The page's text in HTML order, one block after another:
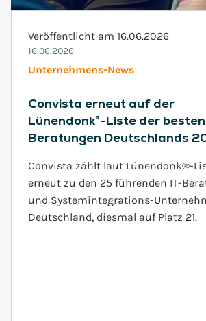
Veröffentlicht am 16.06.2026
16.06.2026
Unternehmens-News
Convista erneut auf der
Lünendonk®-Liste der
Beratungen Deutschlands
Convista zählt laut Lünendonk®-
erneut zu den 25 führenden IT-
und Systemintegrations-
Deutschland, diesmal auf Platz 21.